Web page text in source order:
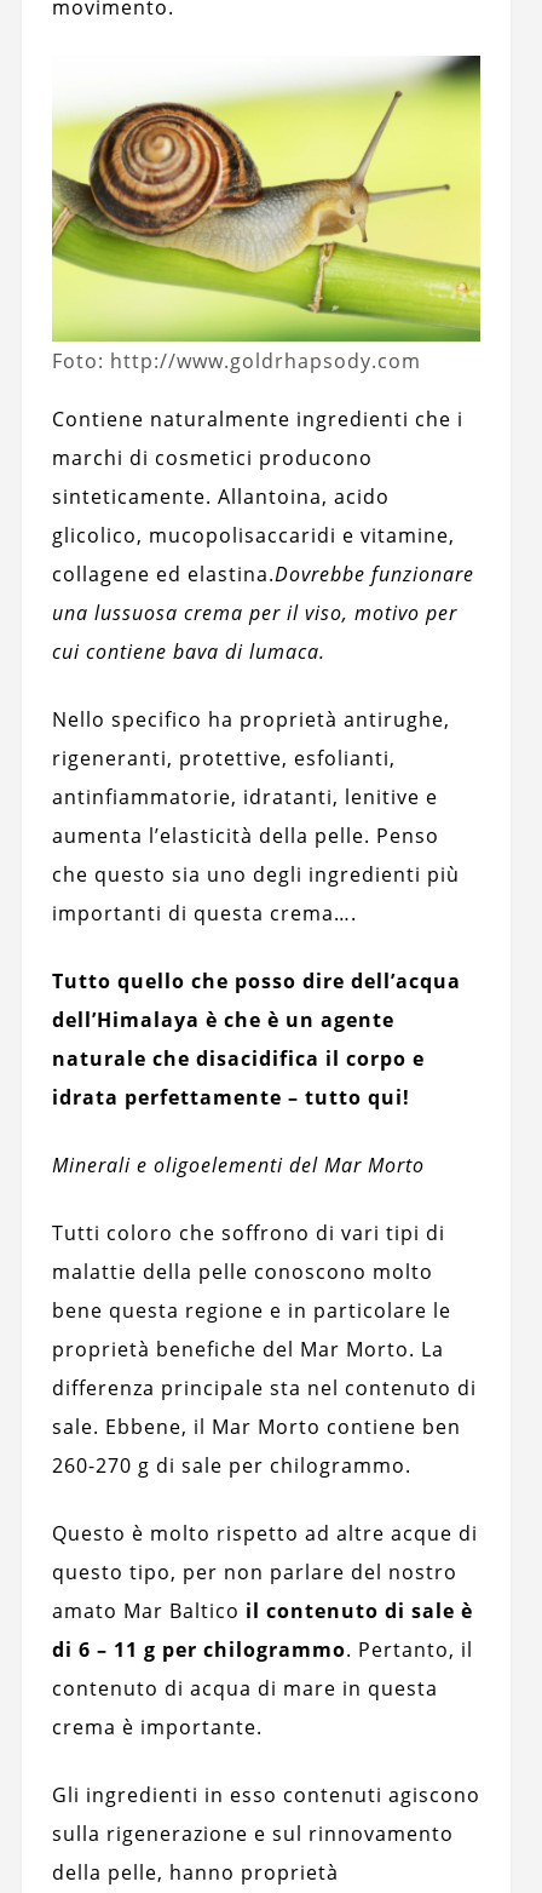
movimento.
Foto: http://www.goldrhapsody.com
Contiene naturalmente ingredienti che i
marchi di cosmetici producono
sinteticamente. Allantoina, acido
glicolico, mucopolisaccaridi e vitamine,
collagene ed elastina.Dovrebbe funzionare
una lussuosa crema per il viso, motivo per
cui contiene bava di lumaca.
Nello specifico ha proprietà antirughe,
rigeneranti, protettive, esfolianti,
antinfiammatorie, idratanti, lenitive e
aumenta l’elasticità della pelle. Penso
che questo sia uno degli ingredienti più
importanti di questa crema….
Tutto quello che posso dire dell’acqua
dell’Himalaya è che è un agente
naturale che disacidifica il corpo e
idrata perfettamente – tutto qui!
Minerali e oligoelementi del Mar Morto
Tutti coloro che soffrono di vari tipi di
malattie della pelle conoscono molto
bene questa regione e in particolare le
proprietà benefiche del Mar Morto. La
differenza principale sta nel contenuto di
sale. Ebbene, il Mar Morto contiene ben
260-270 g di sale per chilogrammo.
Questo è molto rispetto ad altre acque di
questo tipo, per non parlare del nostro
amato Mar Baltico il contenuto di sale è
di 6 – 11 g per chilogrammo. Pertanto, il
contenuto di acqua di mare in questa
crema è importante.
Gli ingredienti in esso contenuti agiscono
sulla rigenerazione e sul rinnovamento
della pelle, hanno proprietà